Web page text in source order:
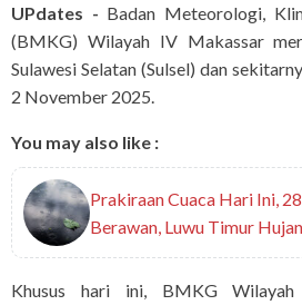
UPdates - Badan Meteorologi,
(BMKG) Wilayah IV Makassar
Sulawesi Selatan (Sulsel) dan
2 November 2025.
You may also like :
Prakiraan Cuaca Hari Ini,
Berawan, Luwu Timur
Khusus hari ini, BMKG